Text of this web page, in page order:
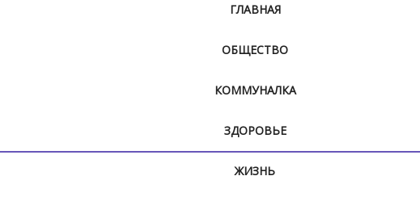
ГЛАВНАЯ
ОБЩЕСТВО
КОММУНАЛКА
ЗДОРОВЬЕ
ЖИЗНЬ